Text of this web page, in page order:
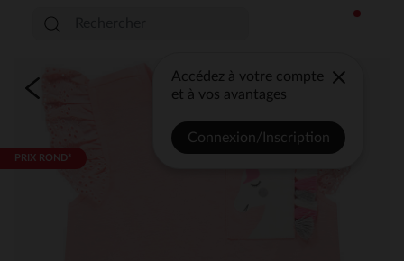
Accédez à votre compte
et à vos avantages
Connexion/Inscription
PRIX ROND*